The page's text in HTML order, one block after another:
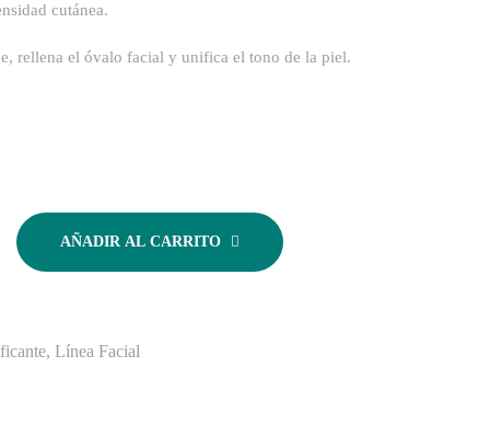
cutánea.
rellena el óvalo facial y unifica el tono de la piel.​​
AÑADIR AL CARRITO
, Línea Facial